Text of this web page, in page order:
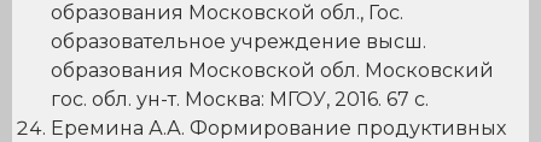
образования Московской обл., Гос.
образовательное учреждение высш.
образования Московской обл. Московский
гос. обл. ун-т. Москва: МГОУ, 2016. 67 с.
Еремина А.А. Формирование продуктивных